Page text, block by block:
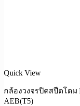
Quick View
กล้องวงจรปิดสปีดโดม
AEB(T5)